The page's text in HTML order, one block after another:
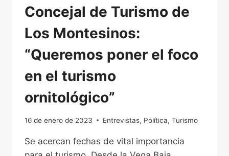
Concejal de Turismo de
Los Montesinos:
“Queremos poner el foco
en el turismo
ornitológico”
16 de enero de 2023 Entrevistas, Política, Turismo
Se acercan fechas de vital importancia